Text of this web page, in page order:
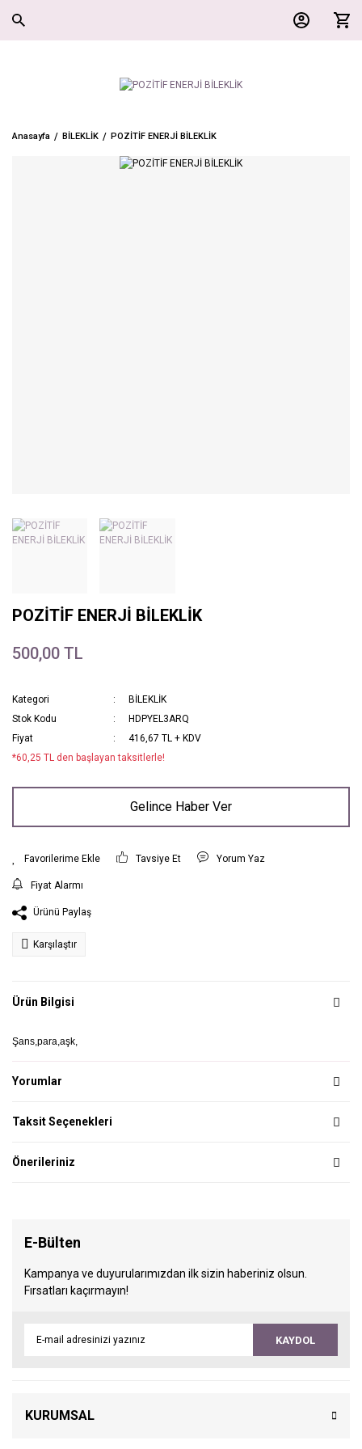
Anasayfa BİLEKLİK POZİTİF ENERJİ BİLEKLİK
POZİTİF ENERJİ BİLEKLİK
500,00 TL
Kategori
BİLEKLİK
Stok Kodu
HDPYEL3ARQ
Fiyat
416,67 TL + KDV
*60,25 TL den başlayan taksitlerle!
Gelince Haber Ver
Tavsiye Et Yorum Yaz
Fiyat Alarmı
Ürünü Paylaş
Karşılaştır
Ürün Bilgisi
Şans,para,aşk,
Yorumlar
Taksit Seçenekleri
Önerileriniz
E-Bülten
Kampanya ve duyurularımızdan ilk sizin haberiniz olsun.
Fırsatları kaçırmayın!
KAYDOL
KURUMSAL